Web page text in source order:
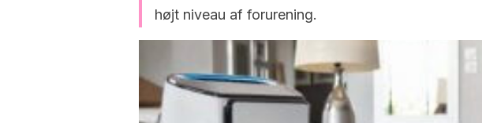
højt niveau af forurening.